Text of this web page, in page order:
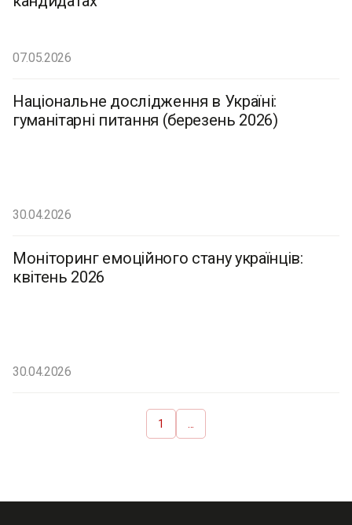
07.05.2026
Національне дослідження в Україні:
гуманітарні питання (березень 2026)
30.04.2026
Моніторинг емоційного стану українців:
квітень 2026
30.04.2026
1